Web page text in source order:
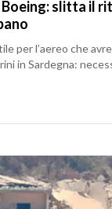
slitta il
per l’aereo che
in Sardegna: